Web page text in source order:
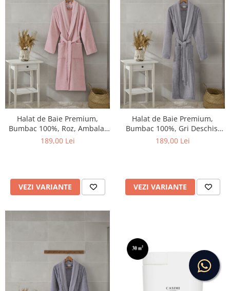
Halat de Baie Premium,
Bumbac 100%, Roz, Ambalat
in Cutie Cadou
189,00 Lei
VEZI VARIANTE
Halat de Baie Premium,
Bumbac 100%, Gri Deschis,
Ambalat in Cutie Cadou
189,00 Lei
VEZI VARIANTE